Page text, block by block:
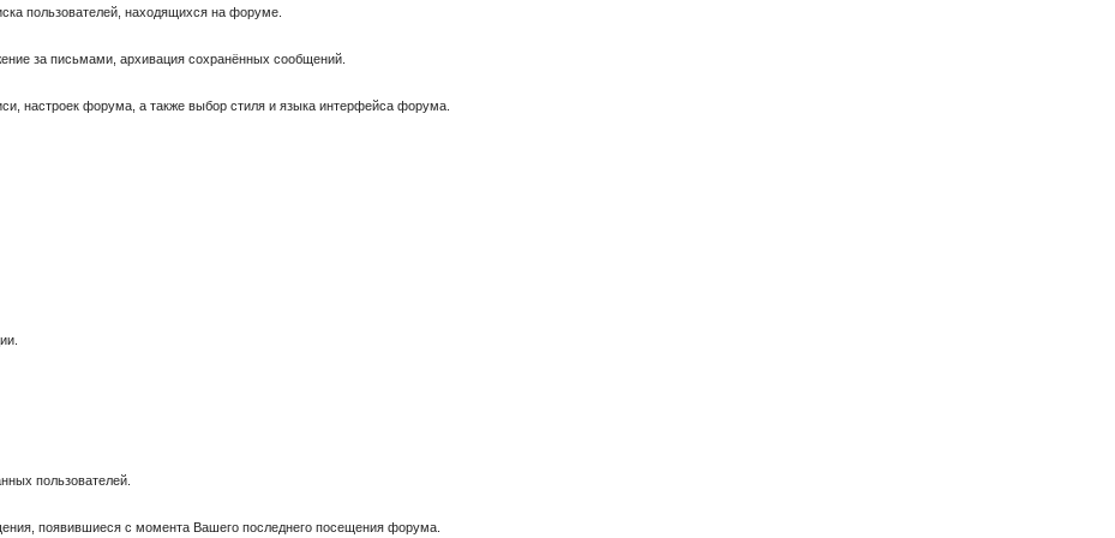
пользователей, находящихся на форуме.
за письмами, архивация сохранённых сообщений.
настроек форума, а также выбор стиля и языка интерфейса форума.
пользователей.
появившиеся с момента Вашего последнего посещения форума.